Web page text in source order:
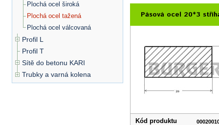
Plochá ocel široká
Plochá ocel tažená
Plochá ocel válcovaná
Profil L
Profil T
Sítě do betonu KARI
Trubky a varná kolena
Pásová ocel 20*3
Kód produktu